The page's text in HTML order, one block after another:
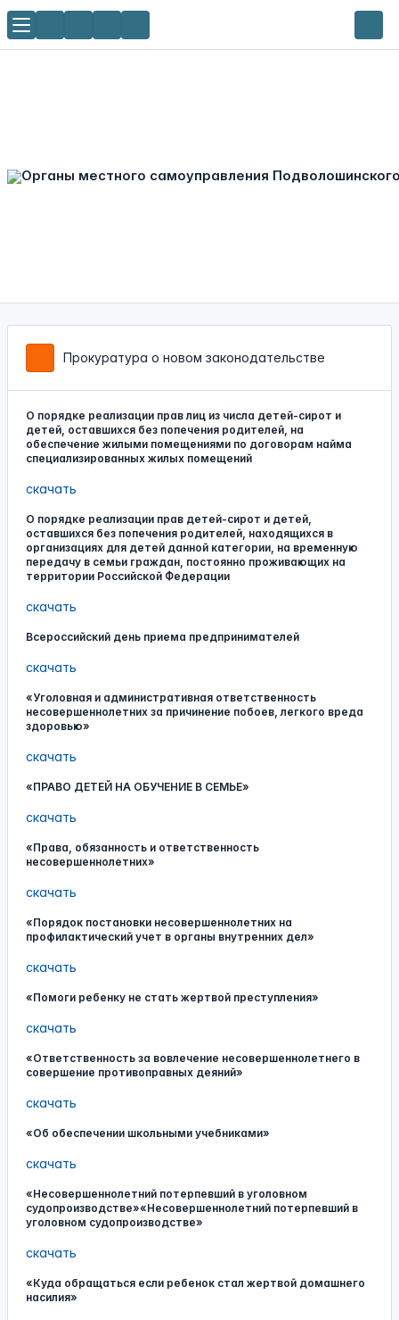
Прокуратура о новом законодательстве
О порядке реализации прав лиц из числа детей-сирот и
детей, оставшихся без попечения родителей, на
обеспечение жилыми помещениями по договорам найма
специализированных жилых помещений
скачать
О порядке реализации прав детей-сирот и детей,
оставшихся без попечения родителей, находящихся в
организациях для детей данной категории, на временную
передачу в семьи граждан, постоянно проживающих на
территории Российской Федерации
скачать
Всероссийский день приема предпринимателей
скачать
«Уголовная и административная ответственность
несовершеннолетних за причинение побоев, легкого вреда
здоровью»
скачать
«ПРАВО ДЕТЕЙ НА ОБУЧЕНИЕ В СЕМЬЕ»
скачать
«Права, обязанность и ответственность
несовершеннолетних»
скачать
«Порядок постановки несовершеннолетних на
профилактический учет в органы внутренних дел»
скачать
«Помоги ребенку не стать жертвой преступления»
скачать
«Ответственность за вовлечение несовершеннолетнего в
совершение противоправных деяний»
скачать
«Об обеспечении школьными учебниками»
скачать
«Несовершеннолетний потерпевший в уголовном
судопроизводстве»«Несовершеннолетний потерпевший в
уголовном судопроизводстве»
скачать
«Куда обращаться если ребенок стал жертвой домашнего
насилия»